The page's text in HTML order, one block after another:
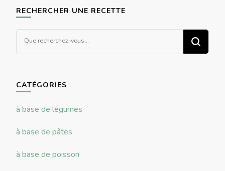
RECHERCHER UNE RECETTE
CATÉGORIES
à base de légumes
à base de pâtes
à base de poisson